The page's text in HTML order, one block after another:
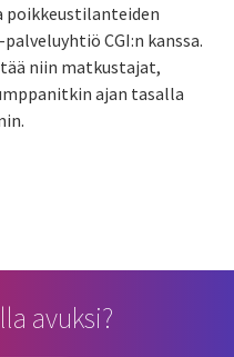
poikkeustilanteiden
CGI:n kanssa.
niin matkustajat,
ajan tasalla
avuksi?